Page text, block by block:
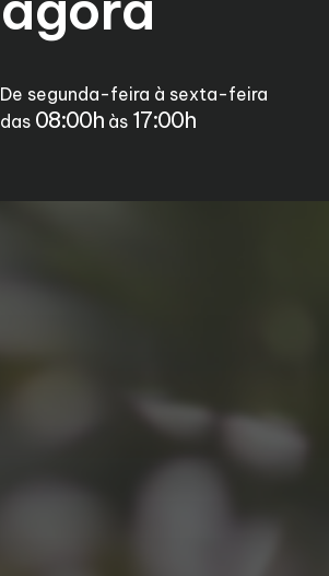
De segunda-feira à sexta-feira
das 08:00h às 17:00h